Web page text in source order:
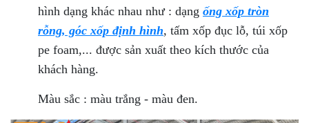
hình dạng khác nhau như : dạng ống xốp tròn
rỗng, góc xốp định hình, tấm xốp đục lỗ, túi xốp
pe foam,... được sản xuất theo kích thước của
khách hàng.
Màu sắc : màu trắng - màu đen.